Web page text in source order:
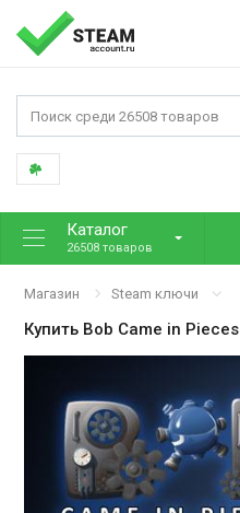
Каталог
26508 товаров
Магазин Steam ключи
Купить Bob Came in Pieces